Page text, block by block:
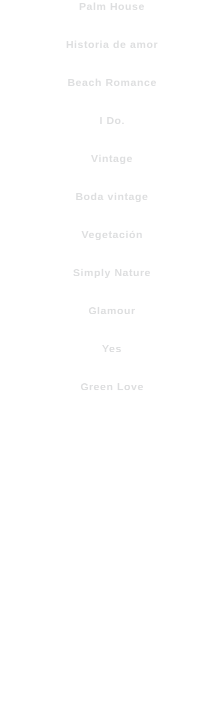
Palm House
Historia de amor
Beach Romance
I Do.
Vintage
Boda vintage
Vegetación
Simply Nature
Glamour
Yes
Green Love